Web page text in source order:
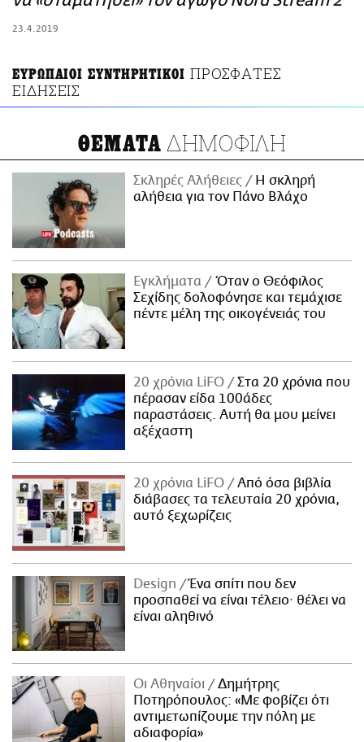
23.4.2019
ΕΥΡΩΠΑΙΟΙ ΣΥΝΤΗΡΗΤΙΚΟΙ ΠΡΟΣΦΑΤΕΣ
ΕΙΔΗΣΕΙΣ
ΘΕΜΑΤΑ ΔΗΜΟΦΙΛΗ
Σκληρές Αλήθειες
H σκληρή
αλήθεια για τον Πάνο Βλάχο
Εγκλήματα
Όταν ο Θεόφιλος
Σεχίδης δολοφόνησε και τεμάχισε
πέντε μέλη της οικογένειάς του
20 χρόνια LiFO
Στα 20 χρόνια που
πέρασαν είδα 100άδες
παραστάσεις. Αυτή θα μου μείνει
αξέχαστη
20 χρόνια LiFO
Από όσα βιβλία
διάβασες τα τελευταία 20 χρόνια,
αυτό ξεχωρίζεις
Design
Ένα σπίτι που δεν
προσπαθεί να είναι τέλειο· θέλει να
είναι αληθινό
Οι Αθηναίοι
Δημήτρης
Ποτηρόπουλος: «Με φοβίζει ότι
αντιμετωπίζουμε την πόλη με
αδιαφορία»